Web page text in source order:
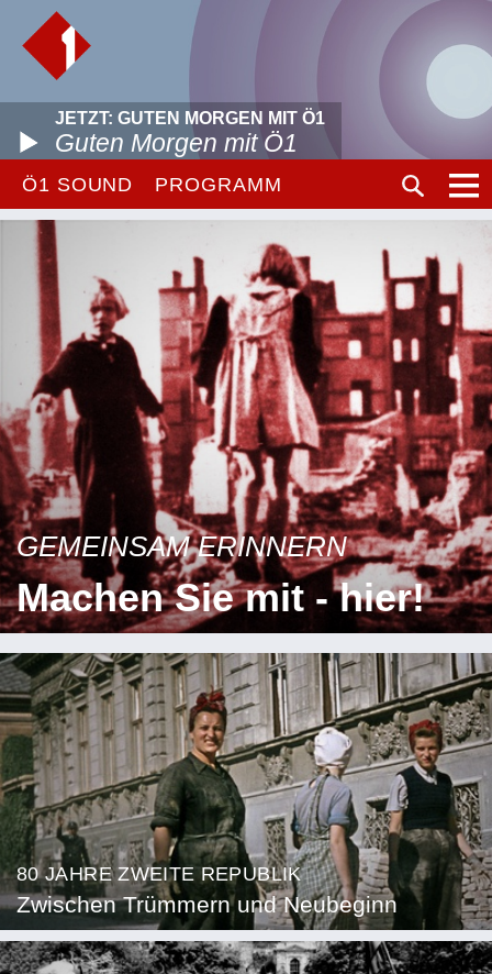
JETZT: GUTEN MORGEN MIT Ö1
Guten Morgen mit Ö1
Ö1 SOUND PROGRAMM
GEMEINSAM ERINNERN
Machen Sie mit - hier!
80 JAHRE ZWEITE REPUBLIK
Zwischen Trümmern und Neubeginn